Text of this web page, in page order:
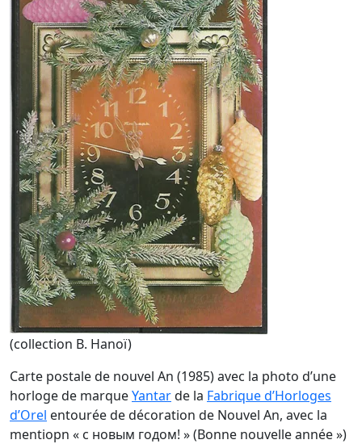
(collection B. Hanoï)
Carte postale de nouvel An (1985) avec la photo d’une
horloge de marqueYantarde la Fabrique d’Horloges
d’Orel entourée de décoration de Nouvel An, avec la
mentiopn « с новым годом! » (Bonne nouvelle année »)